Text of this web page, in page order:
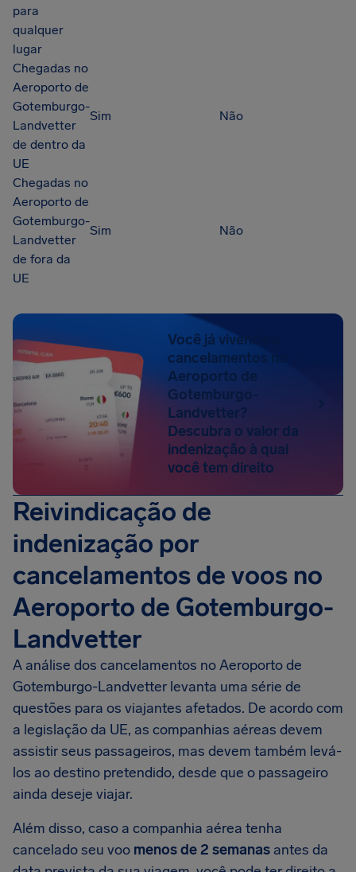
para
qualquer
lugar
Chegadas no
Aeroporto de
Gotemburgo-
Landvetter
de dentro da
UE
Sim Não
Chegadas no
Aeroporto de
Gotemburgo-
Landvetter
de fora da
UE
Sim Não
Você já vivenciou
cancelamentos no
Aeroporto de
Gotemburgo-
Landvetter?
Descubra o valor da
indenização à qual
você tem direito
Reivindicação de
indenização por
cancelamentos de voos no
Aeroporto de Gotemburgo-
Landvetter
A análise dos cancelamentos no Aeroporto de
Gotemburgo-Landvetter levanta uma série de
questões para os viajantes afetados. De acordo com
a legislação da UE, as companhias aéreas devem
assistir seus passageiros, mas devem também levá-
los ao destino pretendido, desde que o passageiro
ainda deseje viajar.
Além disso, caso a companhia aérea tenha
cancelado seu voo menos de 2 semanas antes da